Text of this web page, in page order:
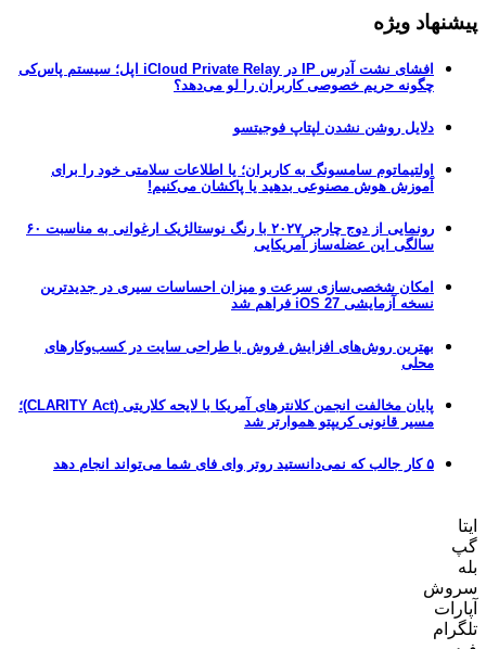
پیشنهاد ویژه
افشای نشت آدرس IP در iCloud Private Relay اپل؛ سیستم پاس‌کی
چگونه حریم خصوصی کاربران را لو می‌دهد؟
دلایل روشن نشدن لپتاپ فوجیتسو
اولتیماتوم سامسونگ به کاربران؛ یا اطلاعات سلامتی خود را برای
آموزش هوش مصنوعی بدهید یا پاکشان می‌کنیم!
رونمایی از دوج چارجر ۲۰۲۷ با رنگ نوستالژیک ارغوانی به مناسبت ۶۰
سالگی این عضله‌ساز آمریکایی
امکان شخصی‌سازی سرعت و میزان احساسات سیری در جدیدترین
نسخه آزمایشی iOS 27 فراهم شد
بهترین روش‌های افزایش فروش با طراحی سایت در کسب‌وکارهای
محلی
پایان مخالفت انجمن کلانترهای آمریکا با لایحه کلاریتی (CLARITY Act)؛
مسیر قانونی کریپتو هموارتر شد
۵ کار جالب که نمی‌دانستید روتر وای فای شما می‌تواند انجام دهد
ایتا
گپ
بله
سروش
آپارات
تلگرام